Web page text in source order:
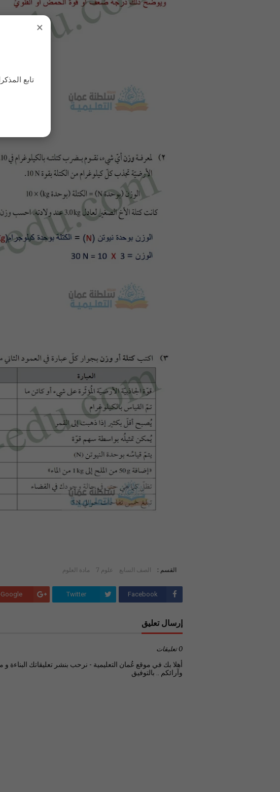
القسم : الصف السابع علوم 7 مادة العلوم
Facebook
Twitter
Google+
إرسال تعليق
0 تعليقات
أهلا بك في موقع عُمان التعليمية - نرحب بنشر تعليقاتك البناءة و
وآرائكم .. بالتوفيق
×
تابع